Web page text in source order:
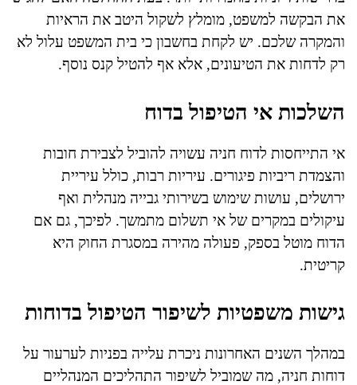
את הבקשה למשפט, מומלץ לשקול היטב את הראיות
והמקרה שלכם. יש לקחת בחשבון כי בית המשפט עלול לא
רק לדחות את הטיעונים, אלא אף להטיל קנס נוסף.
השלכות אי הטיפול בדוח
אי התייחסות לדוח חניה עשויה להוביל לצבירת חובות
והצמדת ריביות פיגורים. עיריות רבות, כולל עיריית
ירושלים, עושות שימוש בשירותי גבייה מנהלית ואף
עיקולים במקרים של אי תשלום מתמשך. לפיכך, גם אם
הדוח מוטל בספק, פעולה מהירה במסגרת החוק היא
קריטית.
גישות משפטיות לשיפור הטיפול בדוחות
במהלך השנים האחרונות ניכרת עלייה בפניות לערעור על
דוחות חניה, מה שמוביל לשיפור התהליכים המנהליים